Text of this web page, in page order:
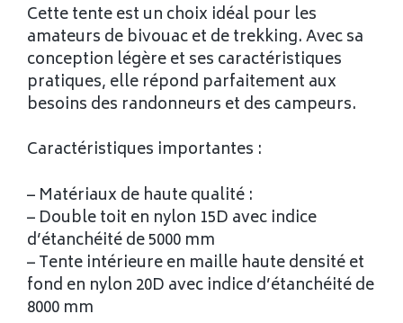
Cette tente est un choix idéal pour les
amateurs de bivouac et de trekking. Avec sa
conception légère et ses caractéristiques
pratiques, elle répond parfaitement aux
besoins des randonneurs et des campeurs.
Caractéristiques importantes :
– Matériaux de haute qualité :
– Double toit en nylon 15D avec indice
d’étanchéité de 5000 mm
– Tente intérieure en maille haute densité et
fond en nylon 20D avec indice d’étanchéité de
8000 mm